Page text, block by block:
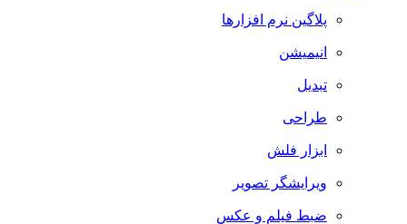
پلاگین نرم افزارها
انیمیشن
تبدیل
طراحی
ابزار فلش
ویرایشگر تصویر
ضبط فيلم و عكس